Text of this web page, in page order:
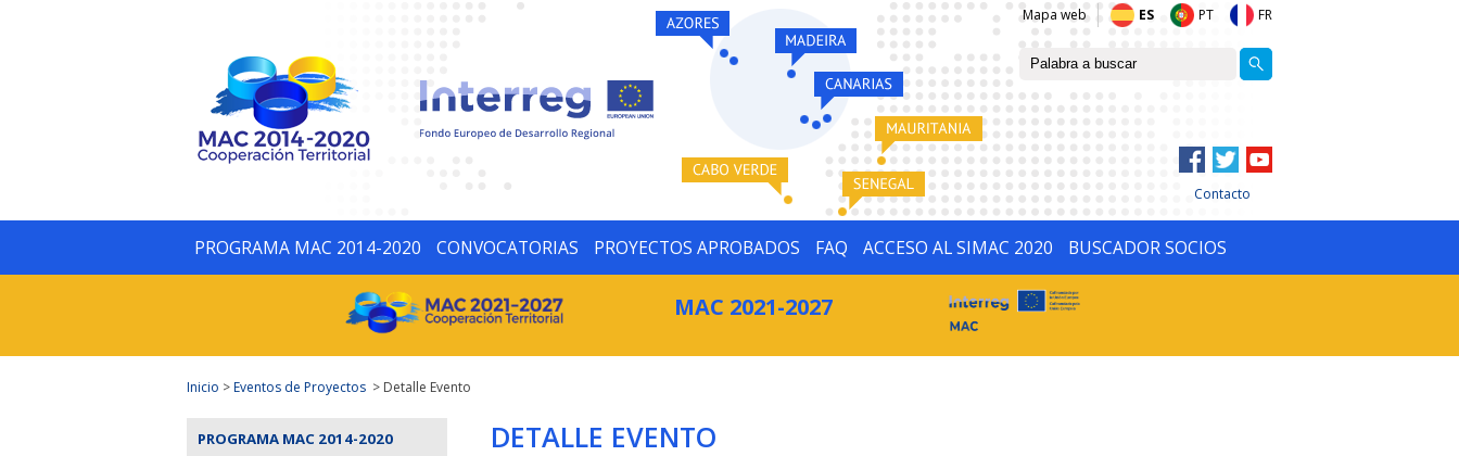
Mapa web ES PT FR
Contacto
PROGRAMA MAC 2014-2020 CONVOCATORIAS PROYECTOS APROBADOS FAQ ACCESO AL SIMAC 2020 BUSCADOR SOCIOS
MAC 2021-2027
Inicio >Eventos de Proyectos > Detalle Evento
PROGRAMA MAC 2014-2020 DETALLE EVENTO